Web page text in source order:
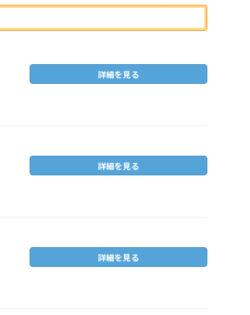
詳細を見る
詳細を見る
詳細を見る